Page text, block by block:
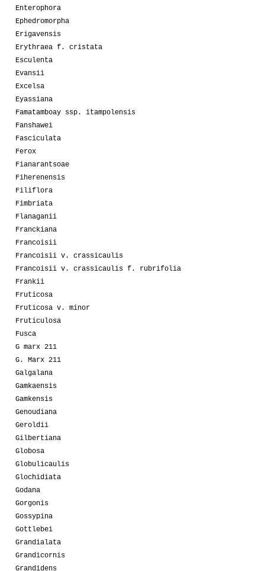
Enterophora
Ephedromorpha
Erigavensis
Erythraea f. cristata
Esculenta
Evansii
Excelsa
Eyassiana
Famatamboay ssp. itampolensis
Fanshawei
Fasciculata
Ferox
Fianarantsoae
Fiherenensis
Filiflora
Fimbriata
Flanaganii
Franckiana
Francoisii
Francoisii v. crassicaulis
Francoisii v. crassicaulis f. rubrifolia
Frankii
Fruticosa
Fruticosa v. minor
Fruticulosa
Fusca
G marx 211
G. Marx 211
Galgalana
Gamkaensis
Gamkensis
Genoudiana
Geroldii
Gilbertiana
Globosa
Globulicaulis
Glochidiata
Godana
Gorgonis
Gossypina
Gottlebei
Grandialata
Grandicornis
Grandidens